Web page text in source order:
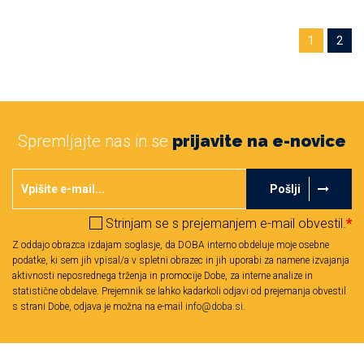
1 2
Spremljajte nas in se prijavite na e-novice
Pošlji
Strinjam se s prejemanjem e-mail obvestil.*
Z oddajo obrazca izdajam soglasje, da DOBA interno obdeluje moje osebne
podatke, ki sem jih vpisal/a v spletni obrazec in jih uporabi za namene izvajanja
aktivnosti neposrednega trženja in promocije Dobe, za interne analize in
statistične obdelave. Prejemnik se lahko kadarkoli odjavi od prejemanja obvestil
s strani Dobe, odjava je možna na e-mail info@doba.si.